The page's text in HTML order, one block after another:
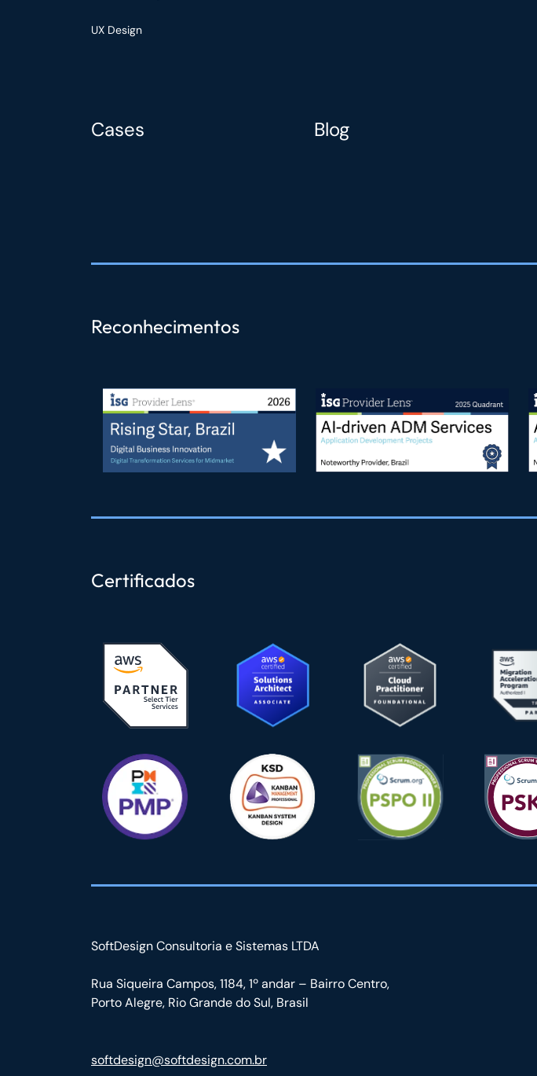
UX Design
Cases Blog
Reconhecimentos
Certificados
SoftDesign Consultoria e Sistemas LTDA
Rua Siqueira Campos, 1184, 1º andar – Bairro Centro,
Porto Alegre, Rio Grande do Sul, Brasil
softdesign@softdesign.com.br